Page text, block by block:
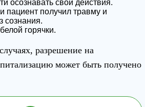
осознавать свои действия.
пациент получил травму и
сознания.
горячки.
разрешение на
может быть получено